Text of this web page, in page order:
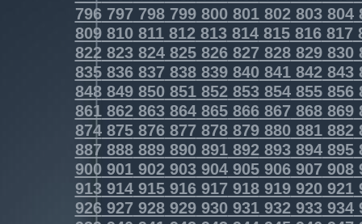
796797798799800801802803804
809810811812813814815816817
822823824825826827828829830
835836837838839840841842843
848849850851852853854855856
861862863864865866867868869
874875876877878879880881882
887888889890891892893894895
900901902903904905906907908
913914915916917918919920921
926927928929930931932933934